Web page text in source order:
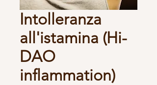
Intolleranza
all'istamina (Hi-
DAO
inflammation)